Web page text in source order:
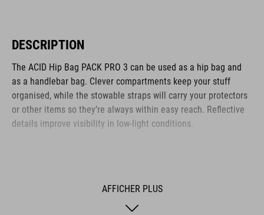
DESCRIPTION
The ACID Hip Bag PACK PRO 3 can be used as a hip bag and
as a handlebar bag. Clever compartments keep your stuff
organised, while the stowable straps will carry your protectors
or other items so they’re always within easy reach. Reflective
details improve visibility in low-light conditions.
AFFICHER PLUS